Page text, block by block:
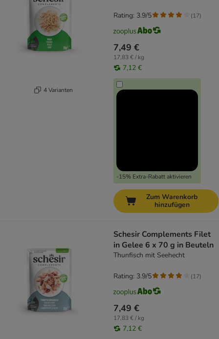
4 Varianten
7,49 €
17,83 € / kg
7,12 €
-15% Extra-Rabatt aktivieren
Rating: 3.9/5 (17)
Zum Warenkorb
hinzufügen
Schesir Complements Filet
in Gelee 6 x 70 g in Beuteln
Thunfisch mit Seehecht
7,49 €
17,83 € / kg
7,12 €
Rating: 3.9/5 (17)